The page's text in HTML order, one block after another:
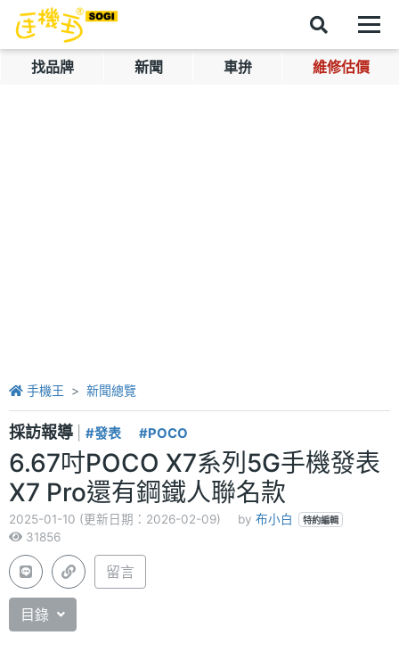
找品牌 新聞 車拚 維修估價
手機王 新聞總覽
採訪報導 #發表 #POCO
6.67吋POCO X7系列5G手機發表
X7 Pro還有鋼鐵人聯名款
2025-01-10 (更新日期：2026-02-09) by 布小白 特約編輯
31856
留言
目錄